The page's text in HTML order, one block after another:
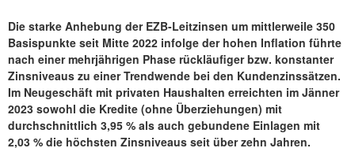
Die starke Anhebung der EZB-Leitzinsen um mittlerweile 350
Basispunkte seit Mitte 2022 infolge der hohen Inflation führte
nach einer mehrjährigen Phase rückläufiger bzw. konstanter
Zinsniveaus zu einer Trendwende bei den Kundenzinssätzen.
Im Neugeschäft mit privaten Haushalten erreichten im Jänner
2023 sowohl die Kredite (ohne Überziehungen) mit
durchschnittlich 3,95 % als auch gebundene Einlagen mit
2,03 % die höchsten Zinsniveaus seit über zehn Jahren.